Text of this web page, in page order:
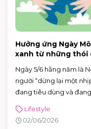
Hưởng ứng Ngày
xanh từ những thói
Ngày 5/6 hằng năm là
người “dừng lại một
đang tiêu dùng và
đến hành động vì khí
tại Azerbaijan.
Lifestyle
02/06/2026